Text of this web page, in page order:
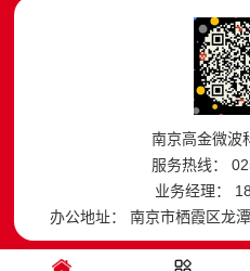
南京高金微波
服务热线：
业务经理：
办公地址： 南京市栖霞区龙